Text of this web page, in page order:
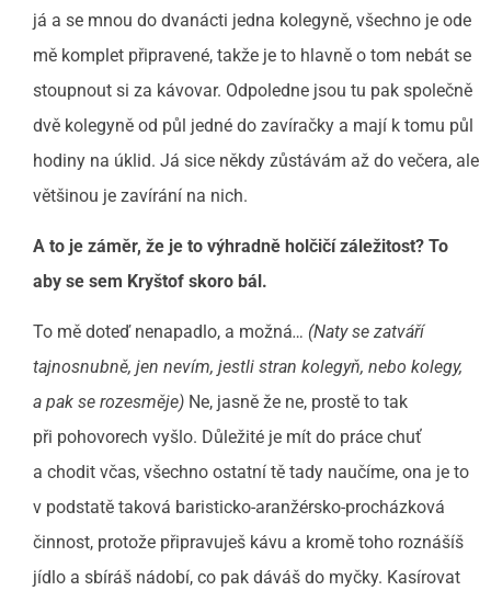
já a se mnou do dvanácti jedna kolegyně, všechno je ode
mě komplet připravené, takže je to hlavně o tom nebát se
stoupnout si za kávovar. Odpoledne jsou tu pak společně
dvě kolegyně od půl jedné do zavíračky a mají k tomu půl
hodiny na úklid. Já sice někdy zůstávám až do večera, ale
většinou je zavírání na nich.
A to je záměr, že je to výhradně holčičí záležitost? To
aby se sem Kryštof skoro bál.
To mě doteď nenapadlo, a možná… (Naty se zatváří
tajnosnubně, jen nevím, jestli stran kolegyň, nebo kolegy,
a pak se rozesměje) Ne, jasně že ne, prostě to tak
při pohovorech vyšlo. Důležité je mít do práce chuť
a chodit včas, všechno ostatní tě tady naučíme, ona je to
v podstatě taková baristicko-aranžérsko-procházková
činnost, protože připravuješ kávu a kromě toho roznášíš
jídlo a sbíráš nádobí, co pak dáváš do myčky. Kasírovat